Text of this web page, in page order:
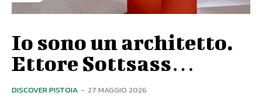
Io sono un architetto.
Ettore Sottsass…
DISCOVER PISTOIA - 27 MAGGIO 2026